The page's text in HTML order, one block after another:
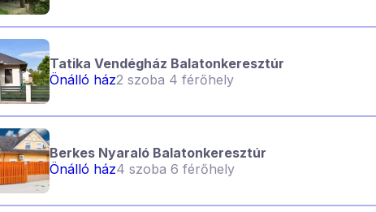
Tatika Vendégház Balatonkeresztúr
Önálló ház2 szoba 4 férőhely
Berkes Nyaraló Balatonkeresztúr
Önálló ház4 szoba 6 férőhely